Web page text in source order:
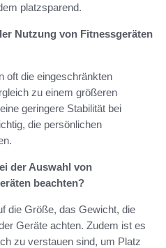
platzsparend.
Nutzung von Fitnessgeräten
oft die eingeschränkten
zu einem größeren
geringere Stabilität bei
die persönlichen
der Auswahl von
beachten?
die Größe, das Gewicht, die
Geräte achten. Zudem ist es
zu verstauen sind, um Platz